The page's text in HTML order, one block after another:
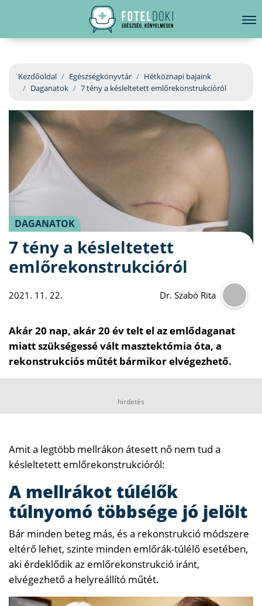
EGÉSZSÉGKÖNYVTÁR
BETEGSÉGKALAUZ
ÜGYELETKERESŐ
ORVOS VÁLASZOL
ORVOSKERESŐ
hirdetés
Kezdőoldal Egészségkönyvtár
Hétköznapi bajaink
Daganatok
7 tény a késleltetett emlőrekonstrukcióról
DAGANATOK
7 tény a késleltetett
emlőrekonstrukcióról
2021. 11. 22. Dr. Szabó Rita
Akár 20 nap, akár 20 év telt el az emlődaganat
miatt szükségessé vált masztektómia óta, a
rekonstrukciós műtét bármikor elvégezhető.
hirdetés
Amit a legtöbb mellrákon átesett nő nem tud a
késleltetett emlőrekonstrukcióról:
A mellrákot túlélők
túlnyomó többsége jó jelölt
Bár minden beteg más, és a rekonstrukció módszere
eltérő lehet, szinte minden emlőrák-túlélő esetében,
aki érdeklődik az emlőrekonstrukció iránt,
elvégezhető a helyreállító műtét.